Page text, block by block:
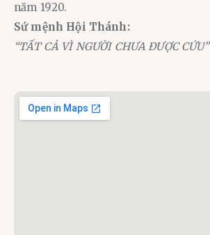
năm 1920.
Sứ mệnh Hội Thánh:
“TẤT CẢ VÌ NGƯỜI CHƯA ĐƯỢC CỨU”